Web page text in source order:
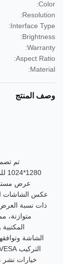
Color:
Resolution:
Interface Type:
Brightness:
Warranty:
Aspect Ratio:
Material:
وصف المنتج
عرض
متوازنة،